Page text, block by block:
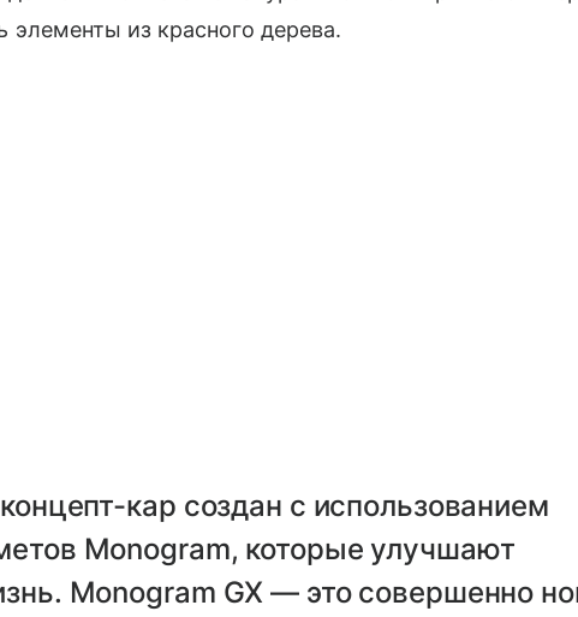
элементы из красного дерева.
кар создан с использованием
Monogram, которые улучшают
Monogram GX — это совершенно